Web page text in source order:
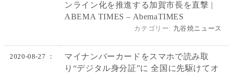
ンライン化を推進する加賀市長を直撃 |
ABEMA TIMES – AbemaTIMES
カテゴリー: 九谷焼ニュース
2020-08-27 ：
マイナンバーカードをスマホで読み取
り“デジタル身分証”に 全国に先駆けてオ